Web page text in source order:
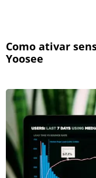
Como ativar
Yoosee